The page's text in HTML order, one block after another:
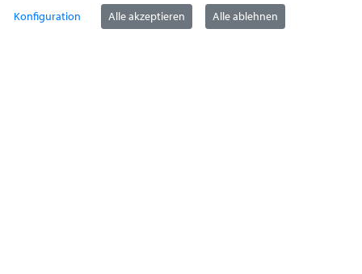
Ummeldung zugelassenes Fahrzeug
Konfiguration Alle akzeptieren Alle ablehnen